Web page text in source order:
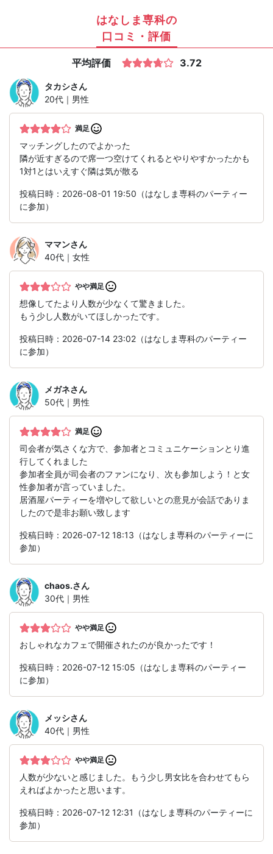
はなしま専科の
口コミ・評価
平均評価 3.72
タカシさん
20代｜男性
満足
マッチングしたのでよかった
隣が近すぎるので席一つ空けてくれるとやりやすかったかも
1対1とはいえすぐ隣は気が散る
投稿日時：2026-08-01 19:50（はなしま専科のパーティー
に参加）
ママンさん
40代｜女性
やや満足
想像してたより人数が少なくて驚きました。
もう少し人数がいてほしかったです。
投稿日時：2026-07-14 23:02（はなしま専科のパーティー
に参加）
メガネさん
50代｜男性
満足
司会者が気さくな方で、参加者とコミュニケーションとり進
行してくれました
参加者全員が司会者のファンになり、次も参加しよう！と女
性参加者が言っていました。
居酒屋パーティーを増やして欲しいとの意見が会話でありま
したので是非お願い致します
投稿日時：2026-07-12 18:13（はなしま専科のパーティーに
参加）
chaos.さん
30代｜男性
やや満足
おしゃれなカフェで開催されたのが良かったです！
投稿日時：2026-07-12 15:05（はなしま専科のパーティー
に参加）
メッシさん
40代｜男性
やや満足
人数が少ないと感じました。もう少し男女比を合わせてもら
えればよかったと思います。
投稿日時：2026-07-12 12:31（はなしま専科のパーティーに
参加）